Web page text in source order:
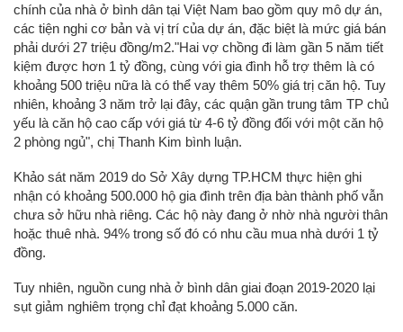
chính của nhà ở bình dân tại Việt Nam bao gồm quy mô dự án,
các tiện nghi cơ bản và vị trí của dự án, đặc biệt là mức giá bán
phải dưới 27 triệu đồng/m2."Hai vợ chồng đi làm gần 5 năm tiết
kiệm được hơn 1 tỷ đồng, cùng với gia đình hỗ trợ thêm là có
khoảng 500 triệu nữa là có thể vay thêm 50% giá trị căn hộ. Tuy
nhiên, khoảng 3 năm trở lại đây, các quận gần trung tâm TP chủ
yếu là căn hộ cao cấp với giá từ 4-6 tỷ đồng đối với một căn hộ
2 phòng ngủ", chị Thanh Kim bình luận.
Khảo sát năm 2019 do Sở Xây dựng TP.HCM thực hiện ghi
nhận có khoảng 500.000 hộ gia đình trên địa bàn thành phố vẫn
chưa sở hữu nhà riêng. Các hộ này đang ở nhờ nhà người thân
hoặc thuê nhà. 94% trong số đó có nhu cầu mua nhà dưới 1 tỷ
đồng.
Tuy nhiên, nguồn cung nhà ở bình dân giai đoạn 2019-2020 lại
sụt giảm nghiêm trọng chỉ đạt khoảng 5.000 căn.